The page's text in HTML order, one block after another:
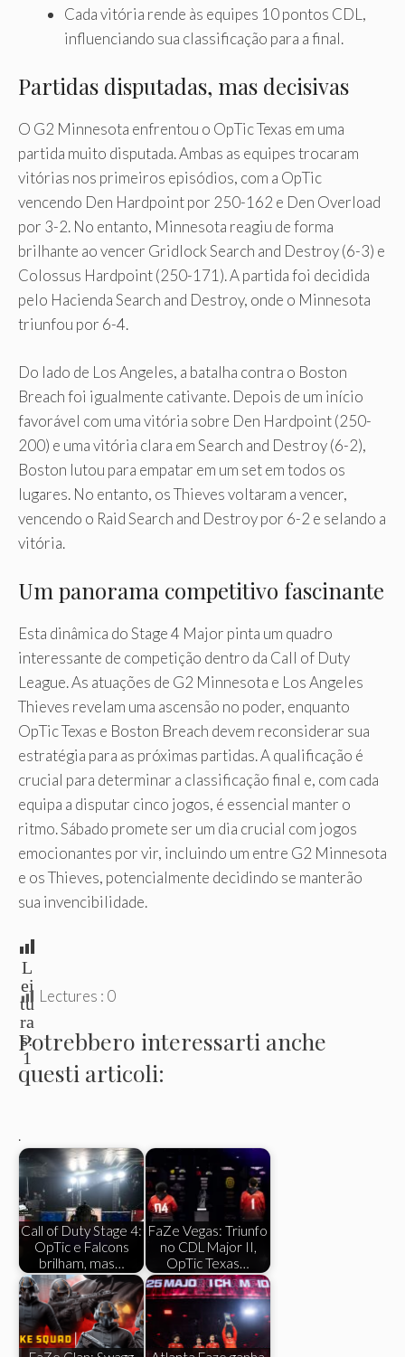
Cada vitória rende às equipes 10 pontos CDL,
influenciando sua classificação para a final.
Partidas disputadas, mas decisivas
O G2 Minnesota enfrentou o OpTic Texas em uma
partida muito disputada. Ambas as equipes trocaram
vitórias nos primeiros episódios, com a OpTic
vencendo Den Hardpoint por 250-162 e Den Overload
por 3-2. No entanto, Minnesota reagiu de forma
brilhante ao vencer Gridlock Search and Destroy (6-3) e
Colossus Hardpoint (250-171). A partida foi decidida
pelo Hacienda Search and Destroy, onde o Minnesota
triunfou por 6-4.
Do lado de Los Angeles, a batalha contra o Boston
Breach foi igualmente cativante. Depois de um início
favorável com uma vitória sobre Den Hardpoint (250-
200) e uma vitória clara em Search and Destroy (6-2),
Boston lutou para empatar em um set em todos os
lugares. No entanto, os Thieves voltaram a vencer,
vencendo o Raid Search and Destroy por 6-2 e selando a
vitória.
Um panorama competitivo fascinante
Esta dinâmica do Stage 4 Major pinta um quadro
interessante de competição dentro da Call of Duty
League. As atuações de G2 Minnesota e Los Angeles
Thieves revelam uma ascensão no poder, enquanto
OpTic Texas e Boston Breach devem reconsiderar sua
estratégia para as próximas partidas. A qualificação é
crucial para determinar a classificação final e, com cada
equipa a disputar cinco jogos, é essencial manter o
ritmo. Sábado promete ser um dia crucial com jogos
emocionantes por vir, incluindo um entre G2 Minnesota
e os Thieves, potencialmente decidindo se manterão
sua invencibilidade.
L
ei
tu
ra
s:
1
Lectures : 0
Potrebbero interessarti anche
questi articoli:
.
Call of Duty Stage 4:
OpTic e Falcons
brilham, mas…
FaZe Vegas: Triunfo
no CDL Major II,
OpTic Texas…